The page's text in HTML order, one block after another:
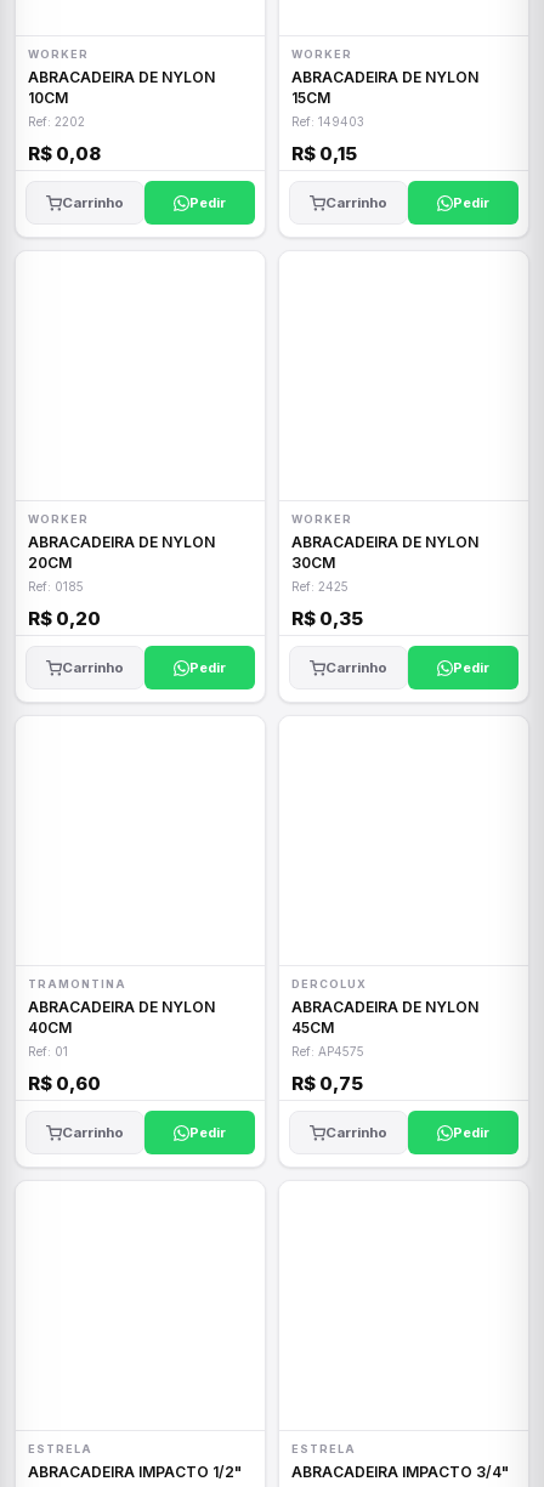
WORKER
ABRACADEIRA DE NYLON
10CM
Ref: 2202
R$ 0,08
Carrinho Pedir
WORKER
ABRACADEIRA DE NYLON
15CM
Ref: 149403
R$ 0,15
Carrinho Pedir
WORKER
ABRACADEIRA DE NYLON
20CM
Ref: 0185
R$ 0,20
Carrinho Pedir
WORKER
ABRACADEIRA DE NYLON
30CM
Ref: 2425
R$ 0,35
Carrinho Pedir
TRAMONTINA
ABRACADEIRA DE NYLON
40CM
Ref: 01
R$ 0,60
Carrinho Pedir
DERCOLUX
ABRACADEIRA DE NYLON
45CM
Ref: AP4575
R$ 0,75
Carrinho Pedir
ESTRELA
ABRACADEIRA IMPACTO 1/2"
ESTRELA
ABRACADEIRA IMPACTO 3/4"